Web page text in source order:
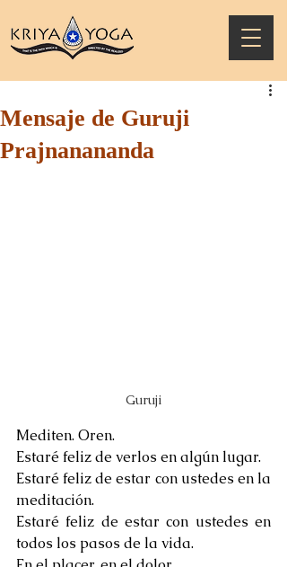
Mensaje de Guruji
Prajnanananda
Guruji
Mediten. Oren.
Estaré feliz de verlos en algún lugar.
Estaré feliz de estar con ustedes en la
meditación.
Estaré feliz de estar con ustedes en
todos los pasos de la vida.